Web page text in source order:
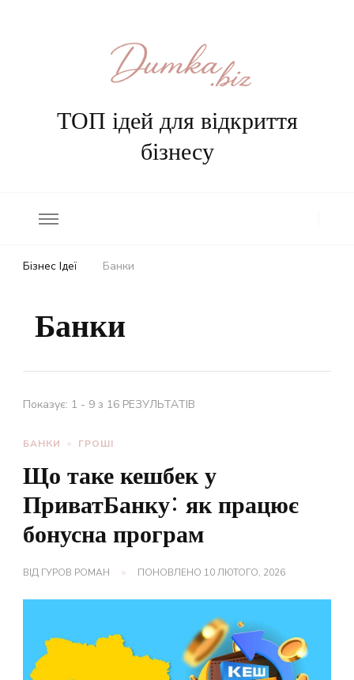
ТОП ідей для відкриття
бізнесу
Бізнес Ідеї Банки
Банки
Показує: 1 - 9 з 16 РЕЗУЛЬТАТІВ
БАНКИ ГРОШІ
Що таке кешбек у
ПриватБанку: як працює
бонусна програм
ВІД ГУРОВ РОМАН ПОНОВЛЕНО 10 ЛЮТОГО, 2026